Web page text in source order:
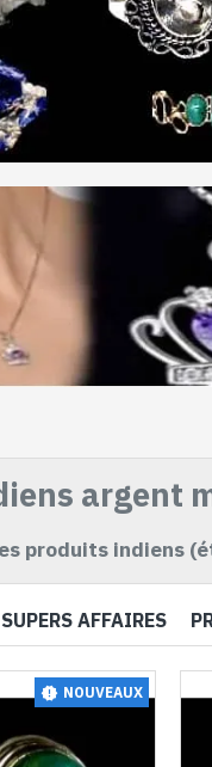
argent
produits indiens
SUPERS AFFAIRES
NOUVEAUX